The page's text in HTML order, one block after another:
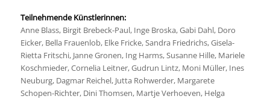
Teilnehmende Künstlerinnen:
Anne Blass, Birgit Brebeck-Paul, Inge Broska, Gabi Dahl, Doro
Eicker, Bella Frauenlob, Elke Fricke, Sandra Friedrichs, Gisela-
Rietta Fritschi, Janne Gronen, Ing Harms, Susanne Hille, Mariele
Koschmieder, Cornelia Leitner, Gudrun Lintz, Moni Müller, Ines
Neuburg, Dagmar Reichel, Jutta Rohwerder, Margarete
Schopen-Richter, Dini Thomsen, Martje Verhoeven, Helga